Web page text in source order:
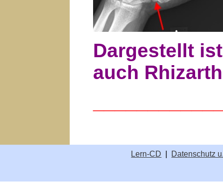
Dargestellt
auch
Lern-CD Datenschutz